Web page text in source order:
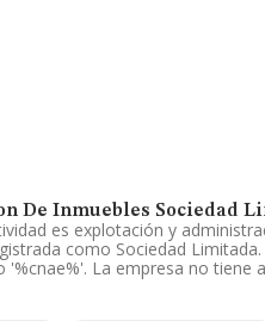
De Inmuebles Sociedad
es explotación y
como Sociedad Limitada.
La empresa no tiene